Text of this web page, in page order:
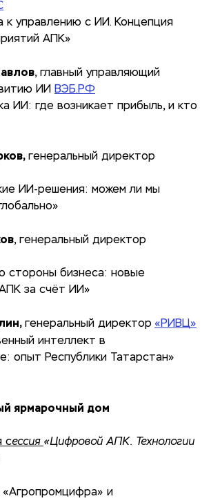
к управлению с ИИ. Концепция
АПК»
, главный управляющий
ИИ ВЭБ.РФ
ИИ: где возникает прибыль, и кто
генеральный директор
ИИ-решения: можем ли мы
, генеральный директор
стороны бизнеса: новые
за счёт ИИ»
генеральный директор «РИВЦ»
интеллект в
опыт Республики Татарстан»
ярмарочный дом
сессия «Цифровой АПК. Технологии
«Агропромцифра» и